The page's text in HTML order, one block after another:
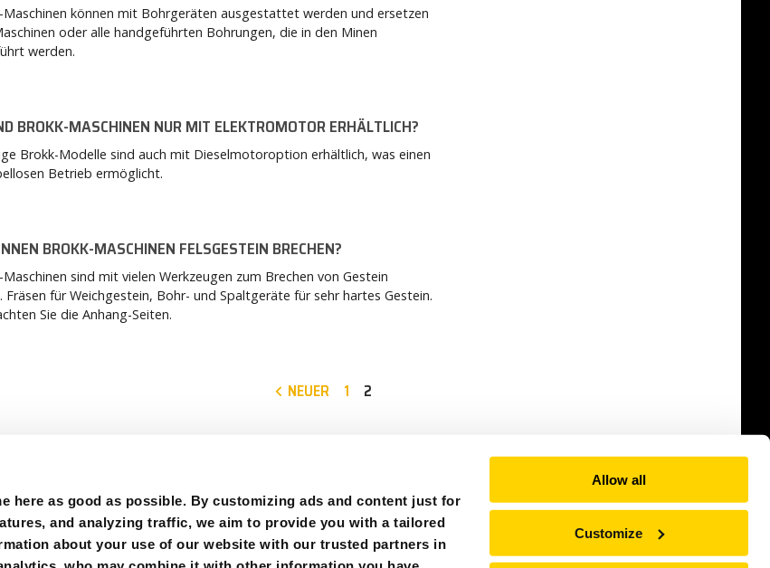
here as good as possible. By customizing ads and content just for
and analyzing traffic, we aim to provide you with a tailored
about your use of our website with our trusted partners in
Allow all
Customize
Maschinen können mit Bohrgeräten ausgestattet werden und ersetzen
oder alle handgeführten Bohrungen, die in den Minen
werden.
BROKK-MASCHINEN NUR MIT ELEKTROMOTOR ERHÄLTLICH?
Brokk-Modelle sind auch mit Dieselmotoroption erhältlich, was einen
Betrieb ermöglicht.
BROKK-MASCHINEN FELSGESTEIN BRECHEN?
Maschinen sind mit vielen Werkzeugen zum Brechen von Gestein
Fräsen für Weichgestein, Bohr- und Spaltgeräte für sehr hartes Gestein.
Sie die Anhang-Seiten.
NEUER 1 2